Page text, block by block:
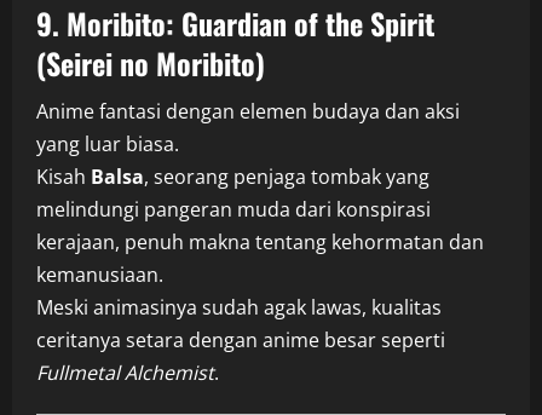
9. Moribito: Guardian of the Spirit
(Seirei no Moribito)
Anime fantasi dengan elemen budaya dan aksi
yang luar biasa.
Kisah Balsa, seorang penjaga tombak yang
melindungi pangeran muda dari konspirasi
kerajaan, penuh makna tentang kehormatan dan
kemanusiaan.
Meski animasinya sudah agak lawas, kualitas
ceritanya setara dengan anime besar seperti
Fullmetal Alchemist.